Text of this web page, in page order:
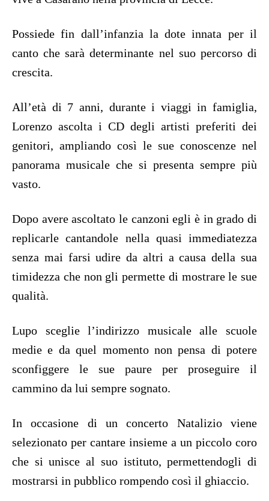
Possiede fin dall’infanzia la dote innata per il
canto che sarà determinante nel suo percorso di
crescita.
All’età di 7 anni, durante i viaggi in famiglia,
Lorenzo ascolta i CD degli artisti preferiti dei
genitori, ampliando così le sue conoscenze nel
panorama musicale che si presenta sempre più
vasto.
Dopo avere ascoltato le canzoni egli è in grado di
replicarle cantandole nella quasi immediatezza
senza mai farsi udire da altri a causa della sua
timidezza che non gli permette di mostrare le sue
qualità.
Lupo sceglie l’indirizzo musicale alle scuole
medie e da quel momento non pensa di potere
sconfiggere le sue paure per proseguire il
cammino da lui sempre sognato.
In occasione di un concerto Natalizio viene
selezionato per cantare insieme a un piccolo coro
che si unisce al suo istituto, permettendogli di
mostrarsi in pubblico rompendo così il ghiaccio.